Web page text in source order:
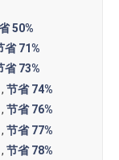
50%
省71%
省73%
节省74%
节省76%
节省77%
节省78%